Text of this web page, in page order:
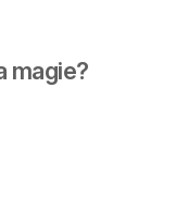
magie?